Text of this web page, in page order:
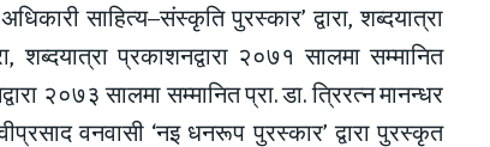
साहित्य–संस्कृति पुरस्कार’ द्वारा, शब्दयात्रा
शब्दयात्रा प्रकाशनद्वारा २०७१ सालमा सम्मानित
२०७३ सालमा सम्मानित प्रा. डा. त्रिरत्न मानन्धर
वनवासी ‘नइ धनरूप पुरस्कार’ द्वारा पुरस्कृत